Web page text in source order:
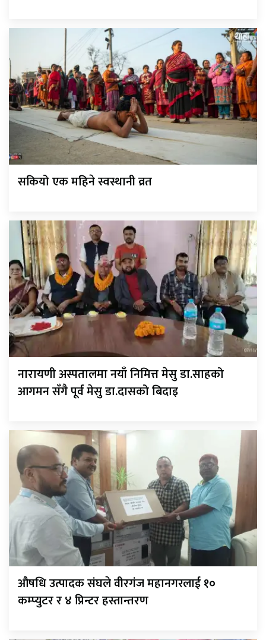
सकियो एक महिने स्वस्थानी व्रत
नारायणी अस्पतालमा नयाँ निमित्त मेसु डा.साहको
आगमन सँगै पूर्व मेसु डा.दासको बिदाइ
औषधि उत्पादक संघले वीरगंज महानगरलाई १०
कम्प्युटर र ४ प्रिन्टर हस्तान्तरण